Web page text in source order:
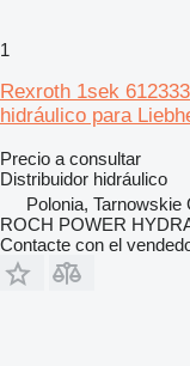
1
Rexroth 1sek
hidráulico para
Precio a consultar
Distribuidor hidráulico
Polonia, Tarnowskie
ROCH POWER
Contacte con el